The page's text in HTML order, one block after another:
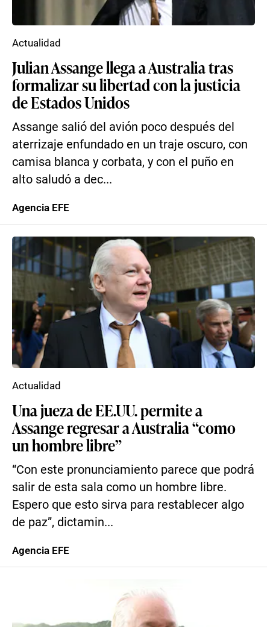
Julian Assange llega a Australia tras
formalizar su libertad con la justicia
de Estados Unidos
Assange salió del avión poco después del
aterrizaje enfundado en un traje oscuro, con
camisa blanca y corbata, y con el puño en
alto saludó a dec...
Actualidad
Agencia EFE
Una jueza de EE.UU. permite a
Assange regresar a Australia “como
un hombre libre”
“Con este pronunciamiento parece que podrá
salir de esta sala como un hombre libre.
Espero que esto sirva para restablecer algo
de paz”, dictamin...
Actualidad
Agencia EFE